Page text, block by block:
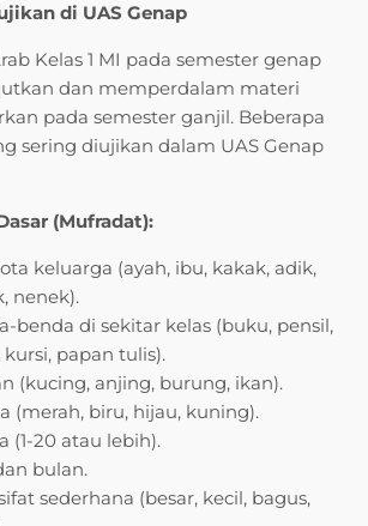
di UAS Genap
Kelas 1 MI pada semester genap
dan memperdalam materi
pada semester ganjil. Beberapa
sering diujikan dalam UAS Genap
(Mufradat):
keluarga (ayah, ibu, kakak, adik,
nenek).
benda di sekitar kelas (buku, pensil,
kursi, papan tulis).
(kucing, anjing, burung, ikan).
(merah, biru, hijau, kuning).
(1-20 atau lebih).
bulan.
sederhana (besar, kecil, bagus,